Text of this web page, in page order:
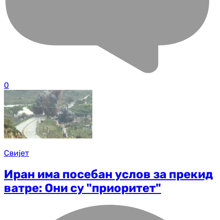
0
Свијет
Иран има посебан услов за прекид
ватре: Они су "приоритет"